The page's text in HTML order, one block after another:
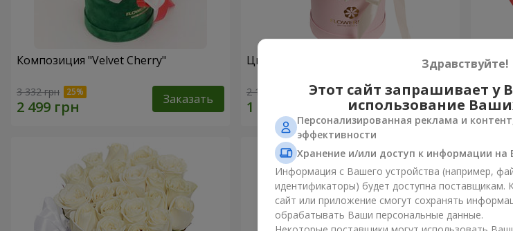
Композиция "Velvet Cherry"
3 332 грн Заказать
Цветы в коробке "Помпадур"
2 199 грн Заказать 2 332
Здравствуйте!
Этот сайт запрашивает у
использование
Персонализированная реклама и
эффективности
Хранение и/или доступ к информации на
Информация с Вашего устройства (например,
идентификаторы) будет доступна поставщикам.
сайт или приложение смогут сохранять
обрабатывать Ваши персональные данные.